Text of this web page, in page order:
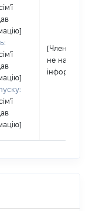
[Член сім'ї
не надав